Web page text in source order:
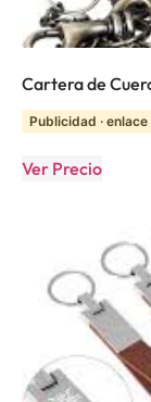
Cartera de
Publicidad ·
Ver Precio